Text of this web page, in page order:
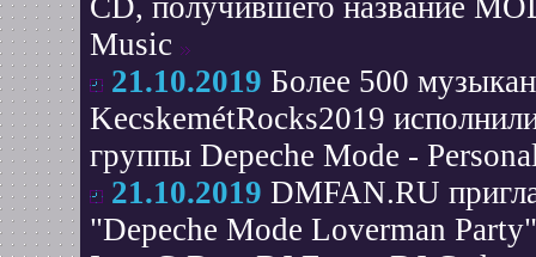
CD, получившего название
Music
21.10.2019 Более 500
KecskemétRocks2019
группы Depeche Mode -
21.10.2019 DMFAN.RU
"Depeche Mode Loverman